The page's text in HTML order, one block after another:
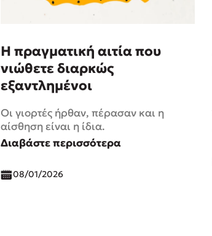
Η πραγματική αιτία που
νιώθετε διαρκώς
εξαντλημένοι
Οι γιορτές ήρθαν, πέρασαν και η
αίσθηση είναι η ίδια.
Διαβάστε περισσότερα
08/01/2026